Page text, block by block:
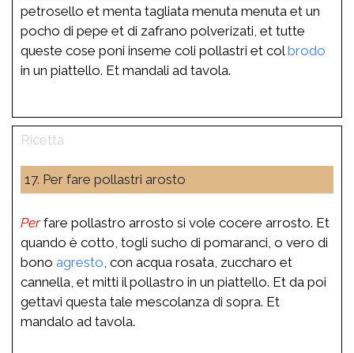
petrosello et menta tagliata menuta menuta et un
pocho di pepe et di zafrano polverizati, et tutte
queste cose poni inseme coli pollastri et colbrodo
in un piattello. Et mandali ad tavola.
17. Per fare pollastri arosto
Perfare pollastro arrosto si vole cocere arrosto. Et
quando è cotto, togli sucho di pomaranci, o vero di
bono agresto , con acqua rosata, zuccharo et
cannella, et mitti il pollastro in un piattello. Et da poi
gettavi questa tale mescolanza di sopra. Et
mandalo ad tavola.